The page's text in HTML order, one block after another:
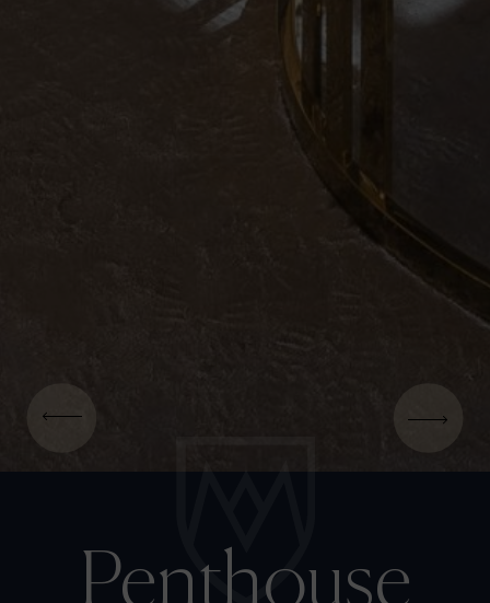
Penthouse